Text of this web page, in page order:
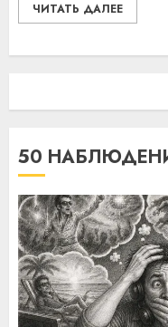
ЧИТАТЬ ДАЛЕЕ
50